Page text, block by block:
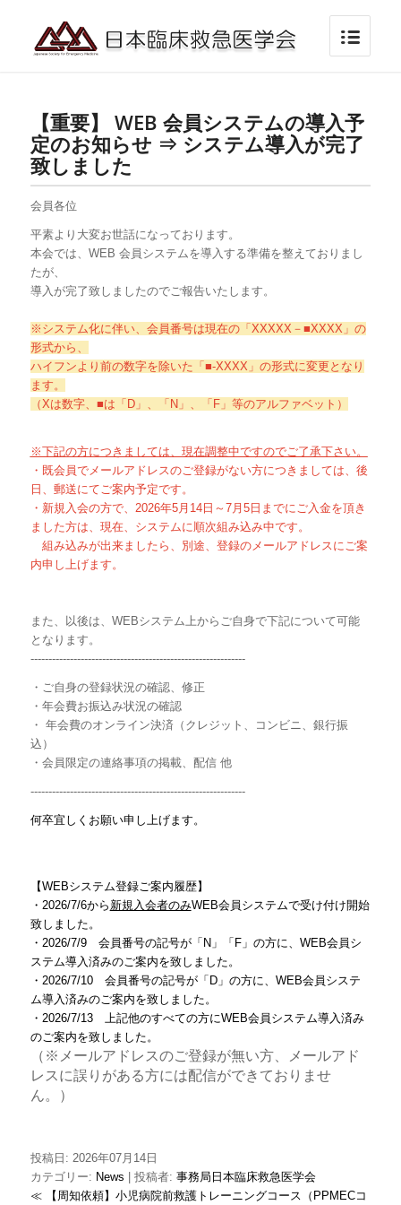
【重要】 WEB 会員システムの導入予
定のお知らせ ⇒ システム導入が完了
致しました
会員各位
平素より大変お世話になっております。
本会では、WEB 会員システムを導入する準備を整えておりまし
たが、
導入が完了致しましたのでご報告いたします。
※システム化に伴い、会員番号は現在の「XXXXX－■XXXX」の
形式から、
ハイフンより前の数字を除いた「■-XXXX」の形式に変更となり
ます。
（Xは数字、■は「D」、「N」、「F」等のアルファベット）
※下記の方につきましては、現在調整中ですのでご了承下さい。
・既会員でメールアドレスのご登録がない方につきましては、後
日、郵送にてご案内予定です。
・新規入会の方で、2026年5月14日～7月5日までにご入金を頂き
ました方は、現在、システムに順次組み込み中です。
組み込みが出来ましたら、別途、登録のメールアドレスにご案
内申し上げます。
また、以後は、WEBシステム上からご自身で下記について可能
となります。
------------------------------------------------------------
・ご自身の登録状況の確認、修正
・年会費お振込み状況の確認
・ 年会費のオンライン決済（クレジット、コンビニ、銀行振
込）
・会員限定の連絡事項の掲載、配信 他
------------------------------------------------------------
何卒宜しくお願い申し上げます。
【WEBシステム登録ご案内履歴】
・2026/7/6から 新規入会者のみWEB会員システムで受け付け開始
致しました。
・2026/7/9 会員番号の記号が「N」「F」の方に、WEB会員シ
ステム導入済みのご案内を致しました。
・2026/7/10 会員番号の記号が「D」の方に、WEB会員システ
ム導入済みのご案内を致しました。
・2026/7/13 上記他のすべての方にWEB会員システム導入済み
のご案内を致しました。
（※メールアドレスのご登録が無い方、メールアド
レスに誤りがある方には配信ができておりませ
ん。）
投稿日: 2026年07月14日
カテゴリー: News | 投稿者: 事務局日本臨床救急医学会
≪ 【周知依頼】小児病院前救護トレーニングコース（PPMECコ